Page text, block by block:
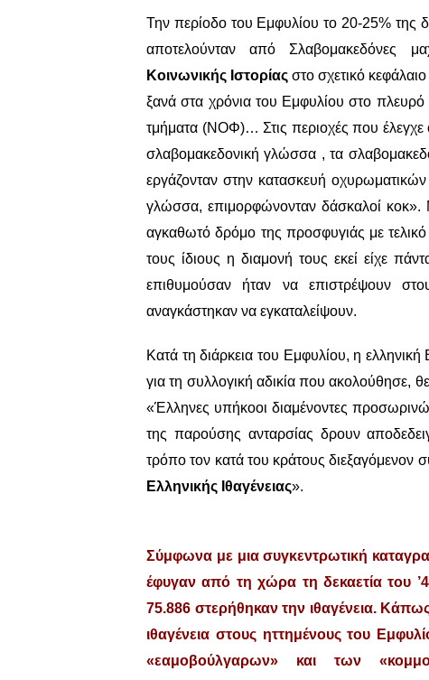
Την περίοδο του Εμφυλίου το 20-25% της
αποτελούνταν από Σλαβομακεδόνες
Κοινωνικής Ιστορίας στο σχετικό
ξανά στα χρόνια του Εμφυλίου στο
τμήματα (ΝΟΦ)… Στις περιοχές που έλεγχε
σλαβομακεδονική γλώσσα , τα
εργάζονταν στην κατασκευή
γλώσσα, επιμορφώνονταν δάσκαλοί κοκ».
αγκαθωτό δρόμο της προσφυγιάς με
τους ίδιους η διαμονή τους εκεί είχε
επιθυμούσαν ήταν να επιστρέψουν
αναγκάστηκαν να εγκαταλείψουν.
Κατά τη διάρκεια του Εμφυλίου, η ελληνική
για τη συλλογική αδικία που ακολούθησε,
«Έλληνες υπήκοοι διαμένοντες
της παρούσης ανταρσίας δρουν
τρόπο τον κατά του κράτους διεξαγόμενον
Ελληνικής Ιθαγένειας».
Σύμφωνα με μια συγκεντρωτική
έφυγαν από τη χώρα τη δεκαετία του
75.886 στερήθηκαν την ιθαγένεια.
ιθαγένεια στους ηττημένους του
«εαμοβούλγαρων» και των